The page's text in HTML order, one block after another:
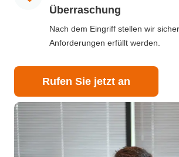
Überraschung
Nach dem Eingriff stellen wir
Anforderungen erfüllt werden.
Rufen Sie jetzt an